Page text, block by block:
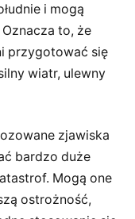
i mogą
to, że
przygotować się
wiatr, ulewny
zjawiska
bardzo duże
Mogą one
ostrożność,